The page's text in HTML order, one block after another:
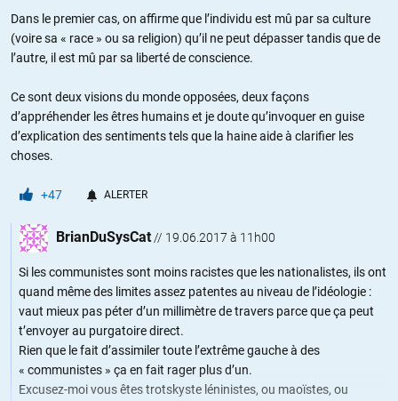
Dans le premier cas, on affirme que l’individu est mû par sa culture
(voire sa « race » ou sa religion) qu’il ne peut dépasser tandis que de
l’autre, il est mû par sa liberté de conscience.
Ce sont deux visions du monde opposées, deux façons
d’appréhender les êtres humains et je doute qu’invoquer en guise
d’explication des sentiments tels que la haine aide à clarifier les
choses.
+47 ALERTER
BrianDuSysCat // 19.06.2017 à 11h00
Si les communistes sont moins racistes que les nationalistes, ils ont
quand même des limites assez patentes au niveau de l’idéologie :
vaut mieux pas péter d’un millimètre de travers parce que ça peut
t’envoyer au purgatoire direct.
Rien que le fait d’assimiler toute l’extrême gauche à des
« communistes » ça en fait rager plus d’un.
Excusez-moi vous êtes trotskyste léninistes, ou maoïstes, ou